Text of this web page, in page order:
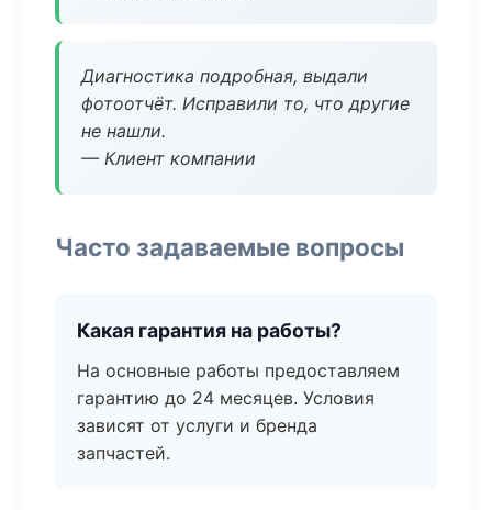
Диагностика подробная, выдали
фотоотчёт. Исправили то, что другие
не нашли.
— Клиент компании
Часто задаваемые вопросы
Какая гарантия на работы?
На основные работы предоставляем
гарантию до 24 месяцев. Условия
зависят от услуги и бренда
запчастей.